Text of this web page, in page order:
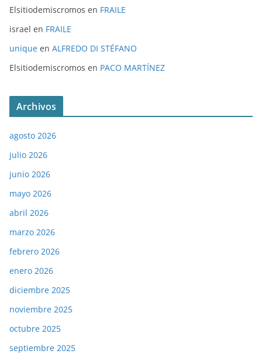
Elsitiodemiscromos en FRAILE
israel en FRAILE
unique en ALFREDO DI STÉFANO
Elsitiodemiscromos en PACO MARTÍNEZ
Archivos
agosto 2026
julio 2026
junio 2026
mayo 2026
abril 2026
marzo 2026
febrero 2026
enero 2026
diciembre 2025
noviembre 2025
octubre 2025
septiembre 2025